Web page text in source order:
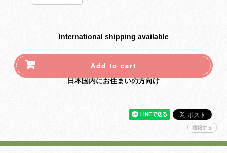
International shipping available
Add to cart
日本国内にお住まいの方向け
通報する